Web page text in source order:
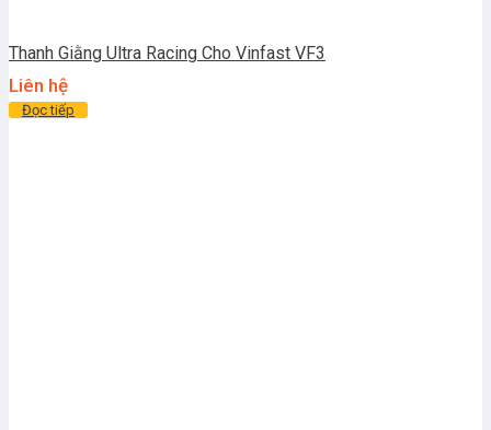
Thanh Giằng Ultra Racing Cho Vinfast VF3
Liên hệ
Đọc tiếp